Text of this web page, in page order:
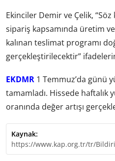
Ekinciler Demir ve Çelik,
sipariş kapsamında üretim
kalınan teslimat programı
gerçekleştirilecektir”
EKDMR 1 Temmuz’da günü
tamamladı. Hissede haftalık
oranında değer artışı
Kaynak:
https://www.kap.org.tr/tr/